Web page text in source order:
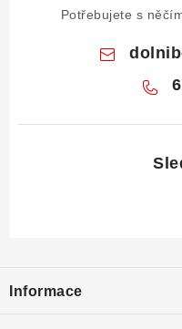
Potřebujete s
pInformace